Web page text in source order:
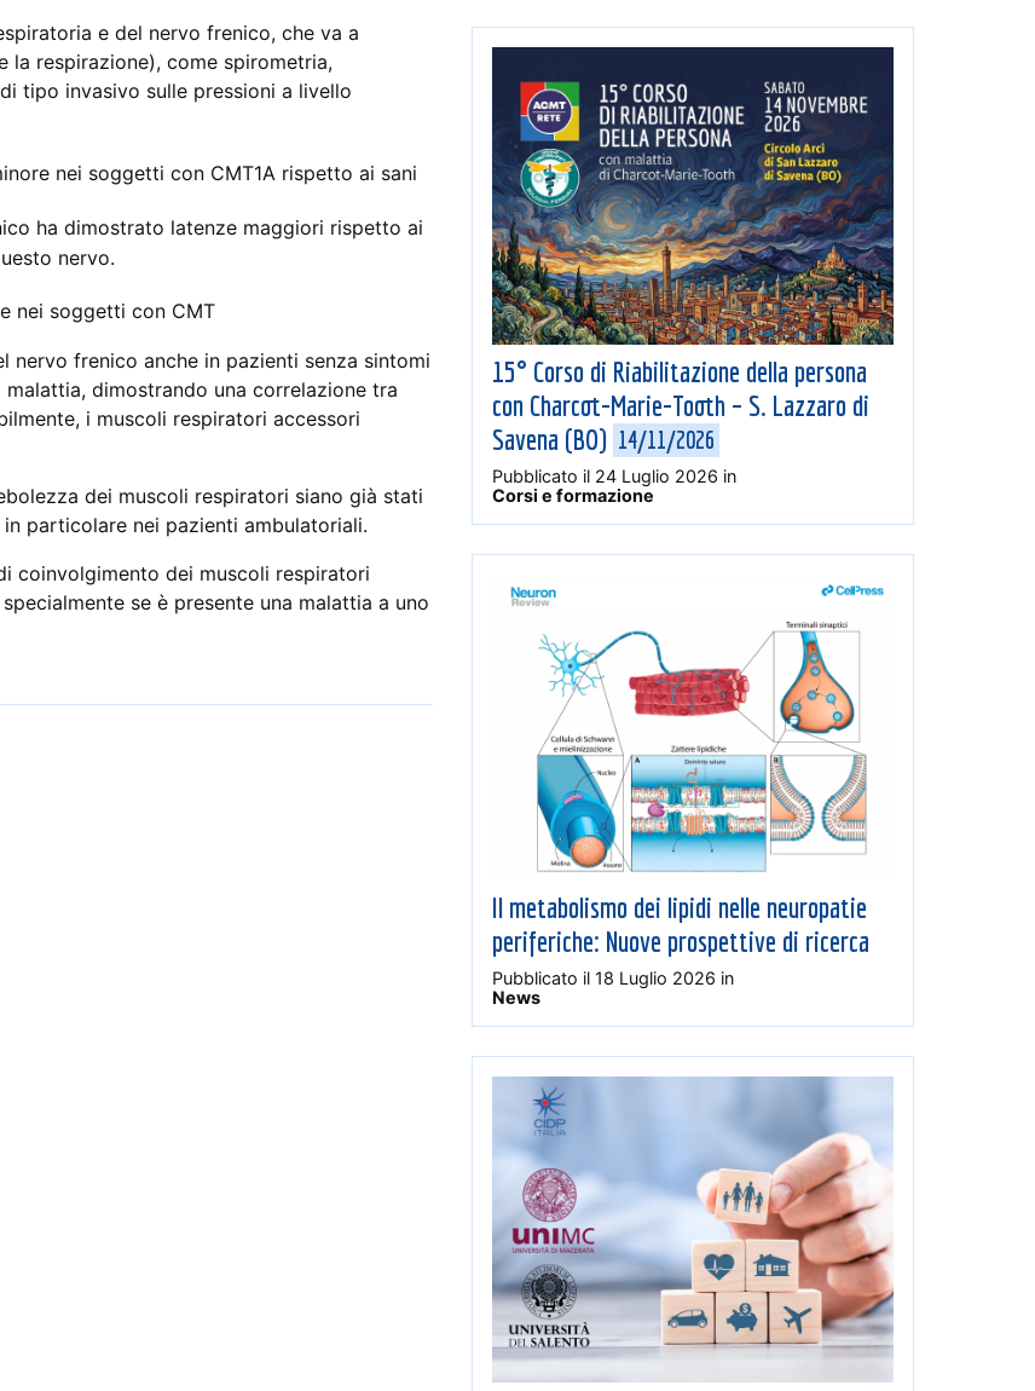
e del nervo frenico, che va a
la respirazione), come spirometria,
tipo invasivo sulle pressioni a livello
nei soggetti con CMT1A rispetto ai sani
ha dimostrato latenze maggiori rispetto ai
nervo.
nei soggetti con CMT
nervo frenico anche in pazienti senza sintomi
dimostrando una correlazione tra
i muscoli respiratori accessori
dei muscoli respiratori siano già stati
particolare nei pazienti ambulatoriali.
coinvolgimento dei muscoli respiratori
se è presente una malattia a uno
15° Corso di Riabilitazione della persona
con Charcot-Marie-Tooth – S. Lazzaro di
Savena (BO) 14/11/2026
Pubblicato il 24 Luglio 2026 in
Corsi e formazione
Il metabolismo dei lipidi nelle neuropatie
periferiche: Nuove prospettive di ricerca
Pubblicato il 18 Luglio 2026 in
News